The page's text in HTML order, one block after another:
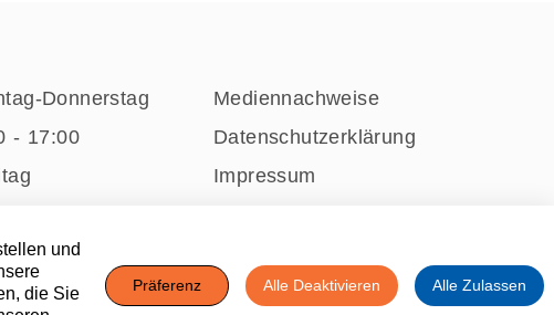
Donnerstag
- 17:00
Mediennachweise
Datenschutzerklärung
Impressum
und
die Sie
Präferenz Alle Deaktivieren Alle Zulassen